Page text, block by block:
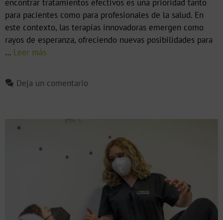
encontrar tratamientos efectivos es una prioridad tanto
para pacientes como para profesionales de la salud. En
este contexto, las terapias innovadoras emergen como
rayos de esperanza, ofreciendo nuevas posibilidades para
… Leer más
Deja un comentario